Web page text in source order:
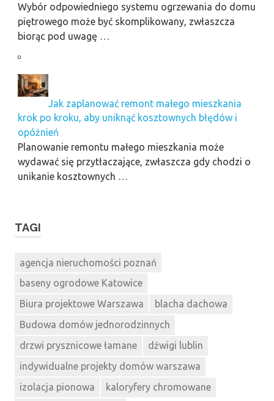
Wybór odpowiedniego systemu ogrzewania do domu
piętrowego może być skomplikowany, zwłaszcza
biorąc pod uwagę …
Jak zaplanować remont małego mieszkania
krok po kroku, aby uniknąć kosztownych błędów i
opóźnień
Planowanie remontu małego mieszkania może
wydawać się przytłaczające, zwłaszcza gdy chodzi o
unikanie kosztownych …
TAGI
agencja nieruchomości poznań
baseny ogrodowe Katowice
Biura projektowe Warszawa
blacha dachowa
Budowa domów jednorodzinnych
drzwi prysznicowe łamane
dźwigi lublin
indywidualne projekty domów warszawa
izolacja pionowa
kaloryfery chromowane